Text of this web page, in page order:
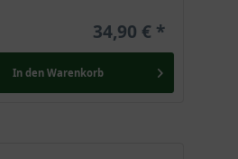
34,90 €
In den Warenkorb